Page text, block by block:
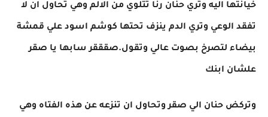
خيانتها اليه وتري حنان رنا تتلوي من الالم وهي تحاول ان لا
تفقد الوعي وتري الدم ينزف تحتها كوشم اسود علي قمشة
بيضاء لتصرخ بصوت عالي وتقول.صقققر سابها يا صقر
علشان ابنك
وتركض حنان الي صقر وتحاول ان تنزعه عن هذه الفتاه وهي